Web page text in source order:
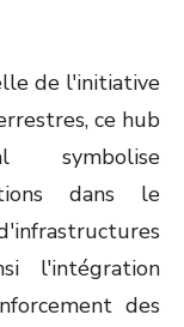
de l'initiative
ce hub
symbolise
dans le
l'intégration
des